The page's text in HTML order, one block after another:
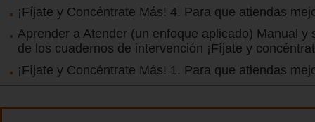
¡Fíjate y Concéntrate Más! 4. Para que atiendas
Aprender a Atender (un enfoque aplicado) Manual y
de los cuadernos de intervención ¡Fíjate y
¡Fíjate y Concéntrate Más! 1. Para que atiendas